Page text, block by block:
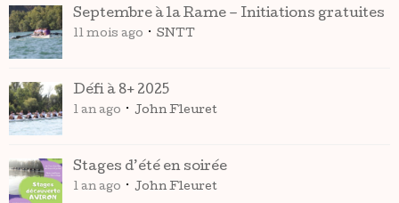
Septembre à la Rame – Initiations gratuites
11 mois ago SNTT
Défi à 8+ 2025
1 an ago John Fleuret
Stages d’été en soirée
1 an ago John Fleuret